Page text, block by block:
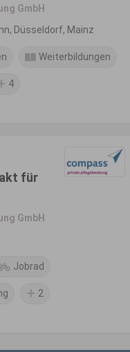
GmbH
Düsseldorf, Mainz
Weiterbildungen
4
für
GmbH
Jobrad
2